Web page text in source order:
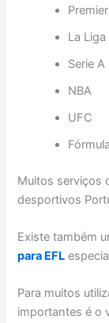
La Liga
Serie A
NBA
UFC
Muitos serviços
desportivos
Existe também
para EFL
Para muitos
importantes é o